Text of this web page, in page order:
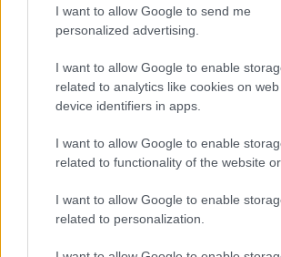
I want to allow Google to send me
personalized advertising.
I want to allow Google to enable
related to analytics like cookies on
device identifiers in apps.
I want to allow Google to enable
related to functionality of the website or
I want to allow Google to enable
related to personalization.
CURIOSITÀ